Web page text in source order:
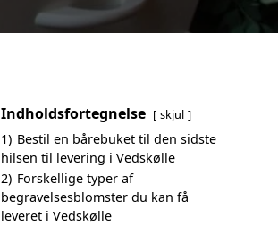
Indholdsfortegnelse skjul
1) Bestil en bårebuket til den sidste
hilsen til levering i Vedskølle
2) Forskellige typer af
begravelsesblomster du kan få
leveret i Vedskølle